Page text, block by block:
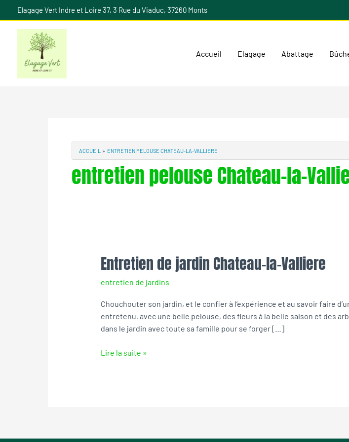
au
Elagage Vert Indre et Loire 37, 3 Rue du Viaduc, 37260 Monts
Accueil Elagage Abattage
ACCUEIL ENTRETIEN PELOUSE CHATEAU-LA-VALLIERE
entretien pelouse Chateau-la-
Entretien de jardin Chateau-la-Valliere
entretien de jardins
Chouchouter son jardin, et le confier à l’expérience et au savoir faire
entretenu, avec une belle pelouse, des fleurs à la belle saison et des
dans le jardin avec toute sa famille pour se forger […]
Entretien
de
jardin
la-
Valliere
Lire la suite »